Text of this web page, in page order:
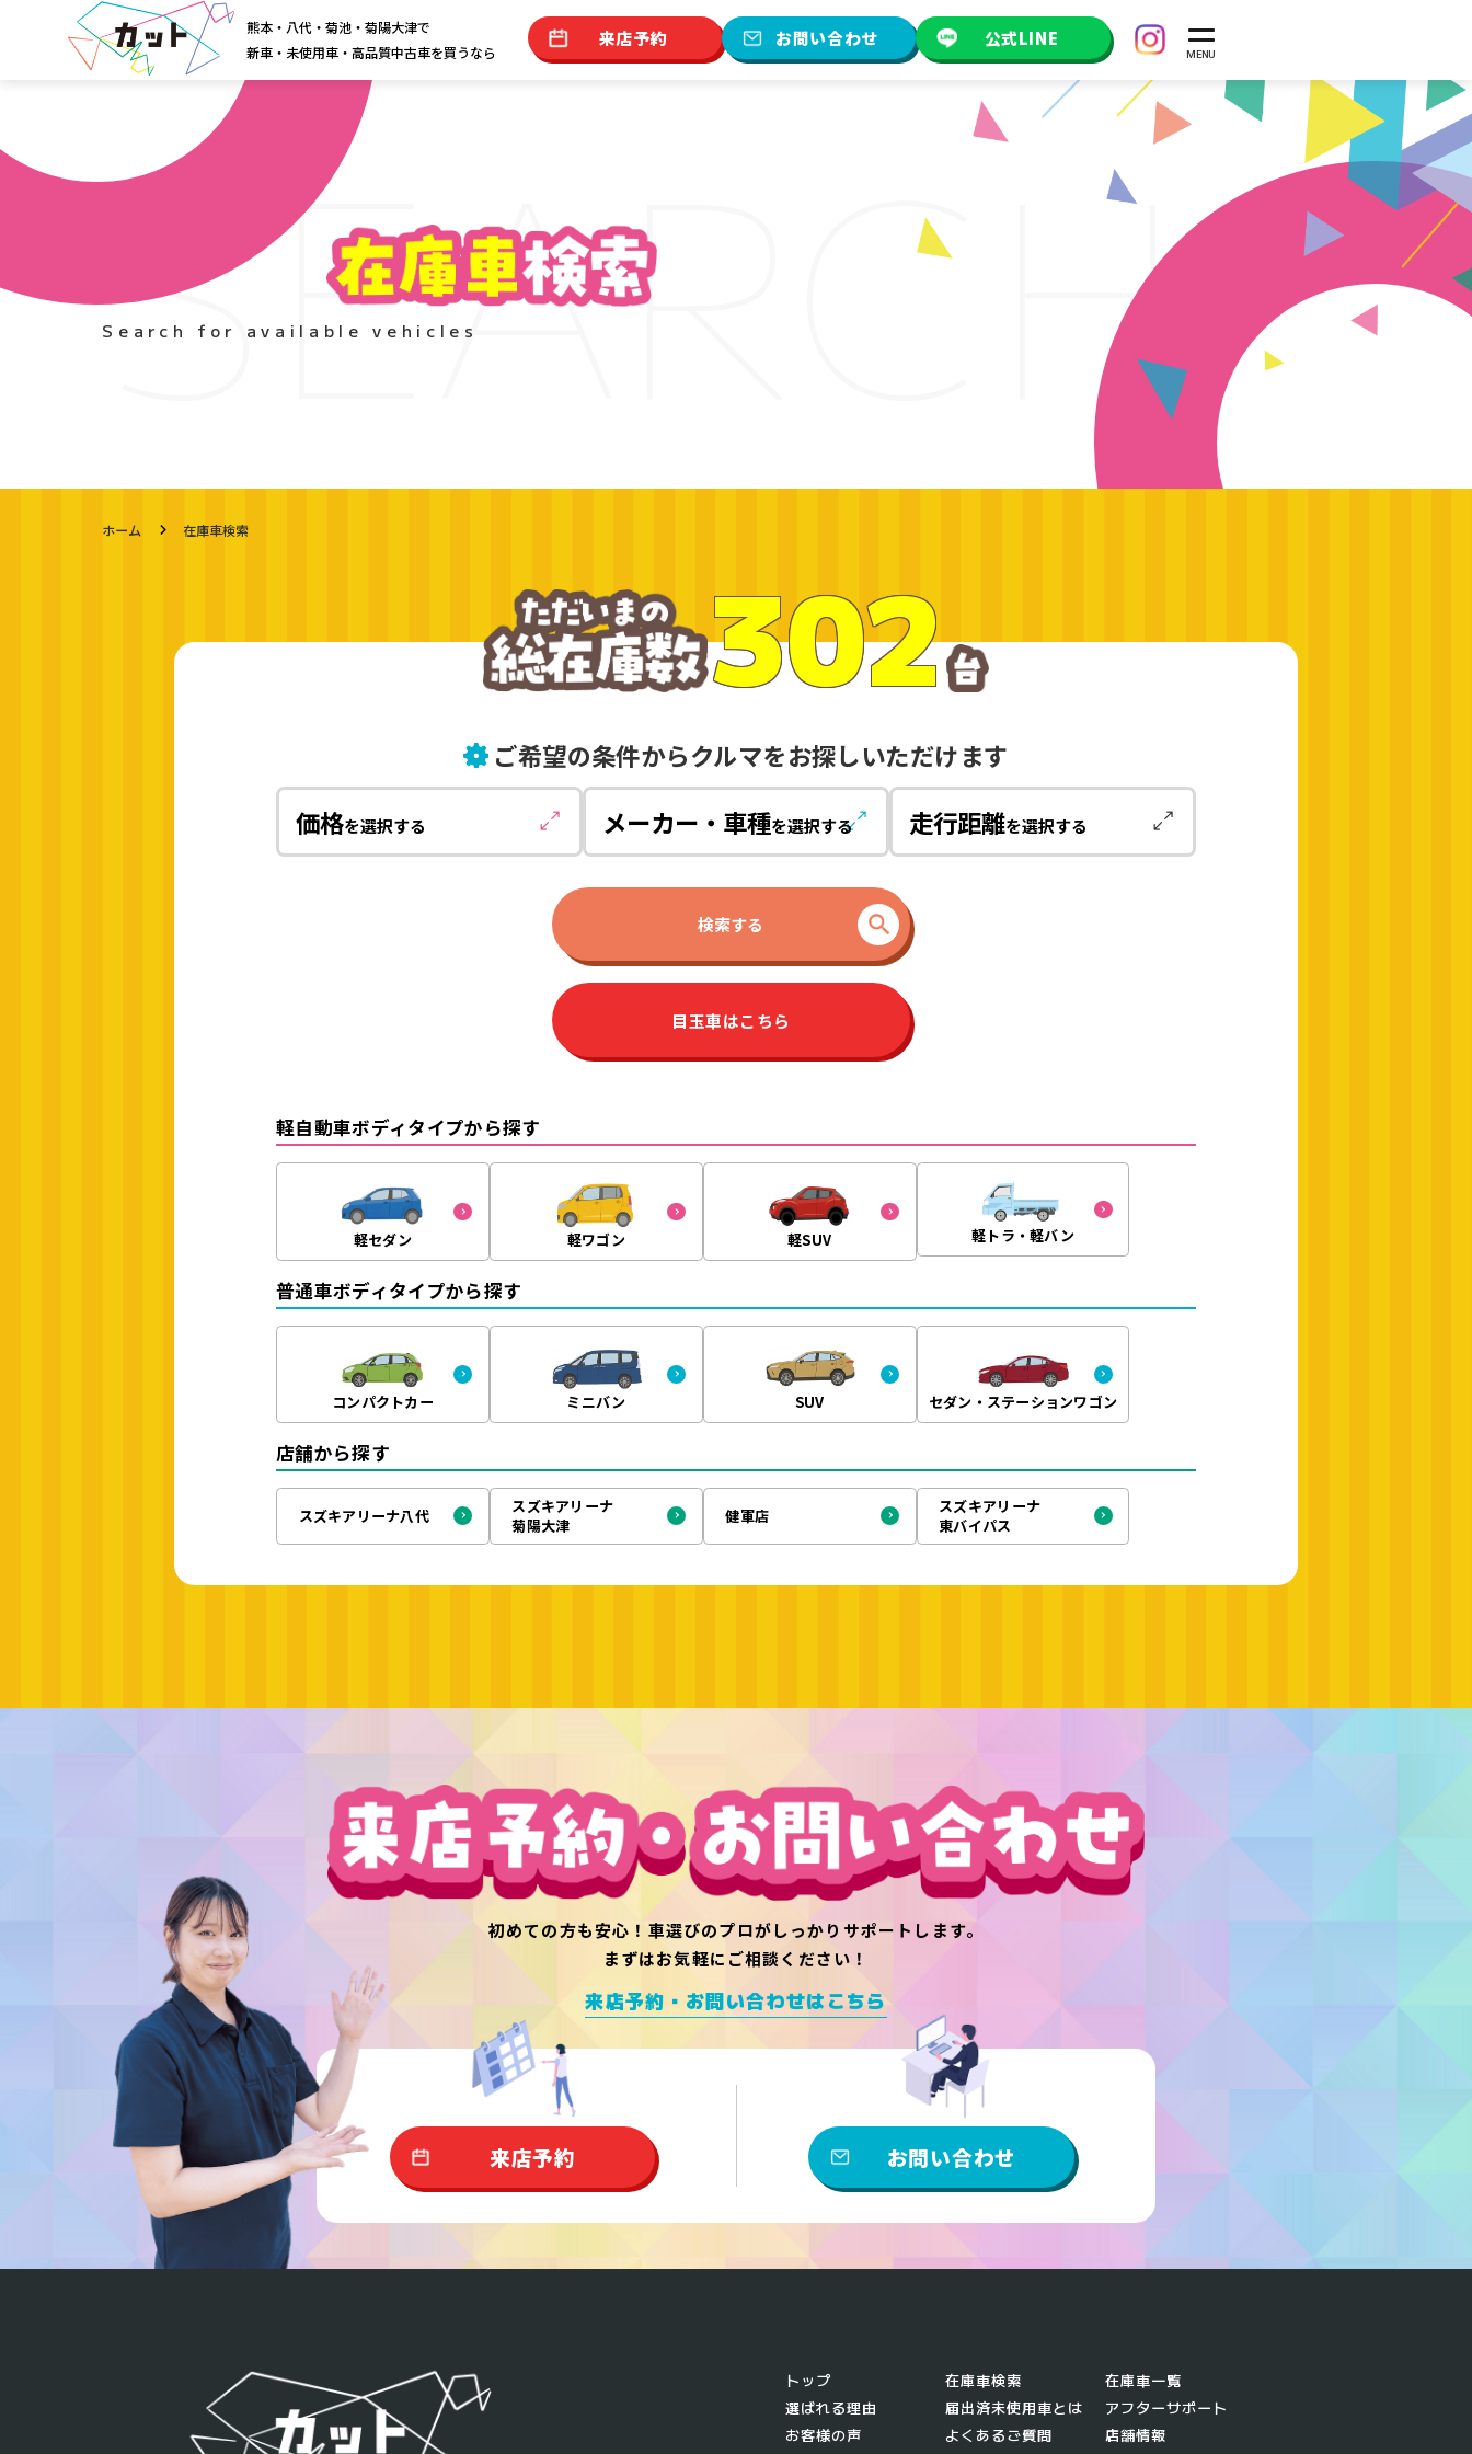
熊本・八代・菊池・菊陽大津で
新車・未使用車・高品質中古車を買うなら
来店予約 お問い合わせ 公式LINE
SEARCH
Search for available vehicles
ホーム 在庫車検索
302
ご希望の条件からクルマをお探しいただけます
価格を選択する メーカー・車種を選択する 走行距離を選択する
検索する
目玉車はこちら
軽自動車ボディタイプから探す
軽セダン 軽ワゴン 軽SUV 軽トラ・軽バン
普通車ボディタイプから探す
コンパクトカー ミニバン SUV セダン・ステーションワゴン
店舗から探す
スズキアリーナ八代
スズキアリーナ
菊陽大津
健軍店
スズキアリーナ
東バイパス
初めての方も安心！ 車選びのプロがしっかりサポートします。
まずはお気軽にご相談ください！
来店予約・お問い合わせはこちら
来店予約 お問い合わせ
トップ 在庫車検索
在庫車一覧
選ばれる理由
届出済未使用車とは
アフターサポート
お客様の声
よくあるご質問
店舗情報